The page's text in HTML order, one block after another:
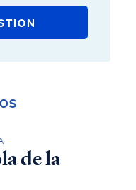
de la